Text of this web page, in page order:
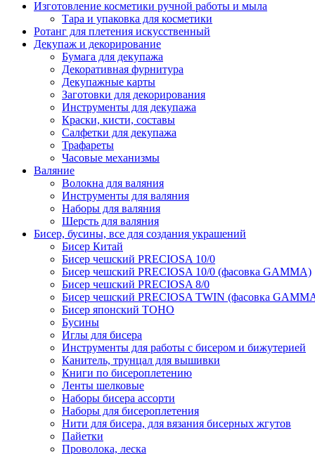
Изготовление косметики ручной работы и мыла
Тара и упаковка для косметики
Ротанг для плетения искусственный
Декупаж и декорирование
Бумага для декупажа
Декоративная фурнитура
Декупажные карты
Заготовки для декорирования
Инструменты для декупажа
Краски, кисти, составы
Салфетки для декупажа
Трафареты
Часовые механизмы
Валяние
Волокна для валяния
Инструменты для валяния
Наборы для валяния
Шерсть для валяния
Бисер, бусины, все для создания украшений
Бисер Китай
Бисер чешский PRECIOSA 10/0
Бисер чешский PRECIOSA 10/0 (фасовка GAMMA)
Бисер чешский PRECIOSA 8/0
Бисер чешский PRECIOSA TWIN (фасовка
Бисер японский TOHO
Бусины
Иглы для бисера
Инструменты для работы с бисером и бижутерией
Канитель, трунцал для вышивки
Книги по бисероплетению
Ленты шелковые
Наборы бисера ассорти
Наборы для бисероплетения
Нити для бисера, для вязания бисерных жгутов
Пайетки
Проволока, леска